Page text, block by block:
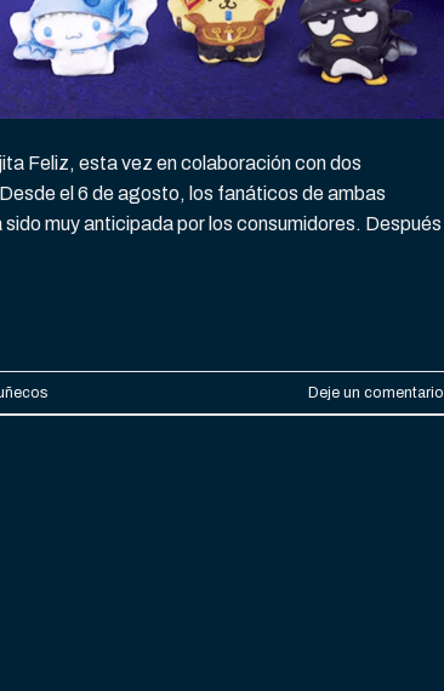
Feliz, esta vez en colaboración con dos
el 6 de agosto, los fanáticos de ambas
muy anticipada por los consumidores. Después
Deje un comentario